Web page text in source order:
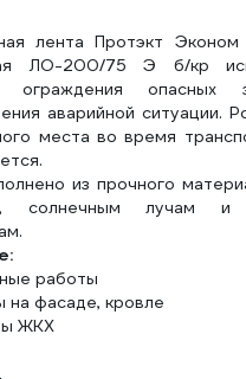
лента Протэкт
ЛО-200/75 Э б/кр
ограждения
аварийной ситуации.
места во время
из прочного
солнечным лучам и
работы
на фасаде, кровле
ЖКХ